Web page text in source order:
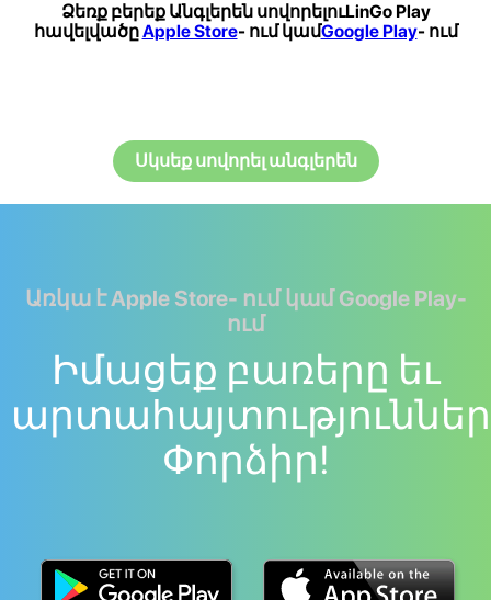
Ձեռք բերեք Անգլերեն սովորելուLinGo Play
հավելվածըApple Store- ում կամGoogle Play- ում
Սկսեք սովորել անգլերեն
Առկա է Apple Store- ում կամ Google Play-
ում
Իմացեք բառերը եւ
Փորձիր!